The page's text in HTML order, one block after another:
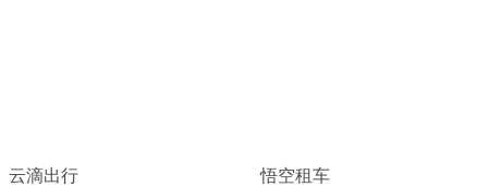
云滴出行 悟空租车